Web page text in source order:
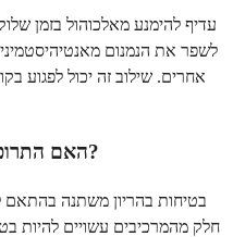
עדיף להימנע מאלכוהול בזמן
לשפר את הנמנום
אחרים. שילוב זה יכול לפגוע
האם התרופות האלה בטוחות במהלך ההריון?
בטיחות בהריון משתנה בהתאם
חלק מהמרכיבים עשויים להיות